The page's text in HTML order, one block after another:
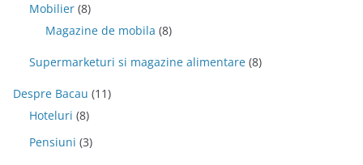
Mobilier (8)
Magazine de mobila (8)
Supermarketuri si magazine alimentare (8)
Despre Bacau (11)
Hoteluri (8)
Pensiuni (3)